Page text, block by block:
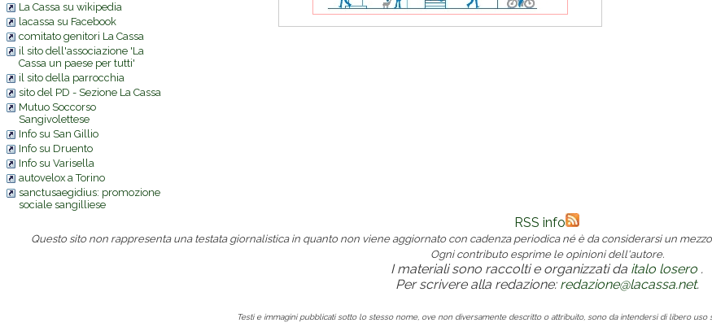
La Cassa su wikipedia
lacassa su Facebook
comitato genitori La Cassa
il sito dell'associazione 'La
Cassa un paese per tutti'
il sito della parrocchia
sito del PD - Sezione La Cassa
Mutuo Soccorso
Sangivolettese
Info su San Gillio
Info su Druento
Info su Varisella
autovelox a Torino
sanctusaegidius: promozione
sociale sangilliese
RSS info
Questo sito non rappresenta una testata giornalistica in quanto non viene aggiornato con cadenza periodica né è da considerarsi un
Ogni contributo esprime le opinioni dell'autore.
I materiali sono raccolti e organizzati da italo losero .
Per scrivere alla redazione: redazione@lacassa.net.
Testi e immagini pubblicati sotto lo stesso nome, ove non diversamente descritto o attribuito, sono da intendersi di libero uso